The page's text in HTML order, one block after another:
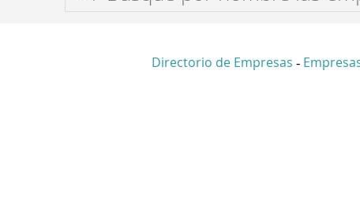
Directorio de Empresas -